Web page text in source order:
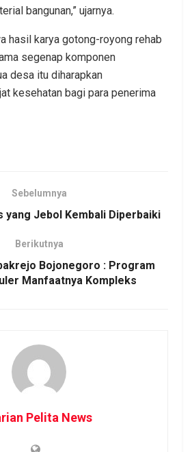
bangunan,” ujarnya.
hasil karya gotong-royong rehab
segenap komponen
desa itu diharapkan
kesehatan bagi para penerima
Sebelumnya
yang Jebol Kembali Diperbaiki
Berikutnya
Bojonegoro : Program
Manfaatnya Kompleks
Pelita News